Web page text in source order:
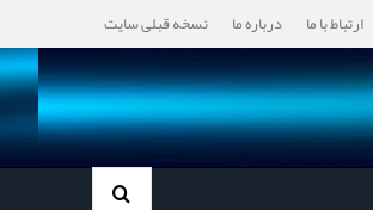
ارتباط با ما درباره ما نسخه قبلی سایت